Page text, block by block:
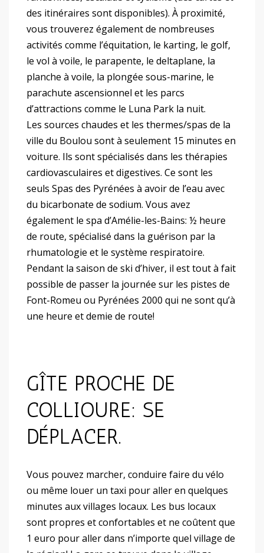
des itinéraires sont disponibles). À proximité,
vous trouverez également de nombreuses
activités comme l’équitation, le karting, le golf,
le vol à voile, le parapente, le deltaplane, la
planche à voile, la plongée sous-marine, le
parachute ascensionnel et les parcs
d’attractions comme le Luna Park la nuit.
Les sources chaudes et les thermes/spas de la
ville du Boulou sont à seulement 15 minutes en
voiture. Ils sont spécialisés dans les thérapies
cardiovasculaires et digestives. Ce sont les
seuls Spas des Pyrénées à avoir de l’eau avec
du bicarbonate de sodium. Vous avez
également le spa d’Amélie-les-Bains: ½ heure
de route, spécialisé dans la guérison par la
rhumatologie et le système respiratoire.
Pendant la saison de ski d’hiver, il est tout à fait
possible de passer la journée sur les pistes de
Font-Romeu ou Pyrénées 2000 qui ne sont qu’à
une heure et demie de route!
GÎTE PROCHE DE
COLLIOURE: SE
DÉPLACER.
Vous pouvez marcher, conduire faire du vélo
ou même louer un taxi pour aller en quelques
minutes aux villages locaux. Les bus locaux
sont propres et confortables et ne coûtent que
1 euro pour aller dans n’importe quel village de